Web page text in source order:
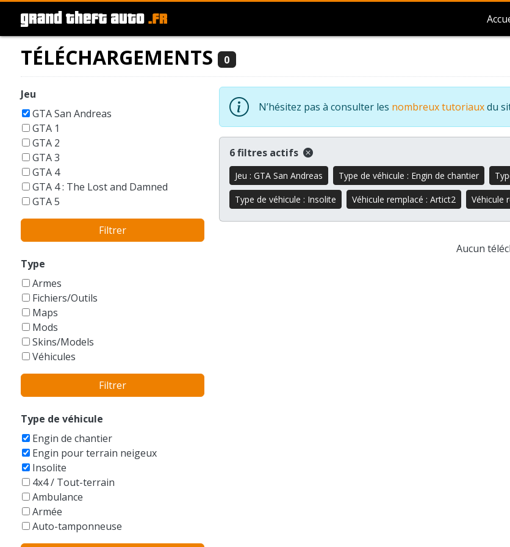
TÉLÉCHARGEMENTS 0
Jeu
GTA San Andreas
GTA 1
GTA 2
GTA 3
GTA 4
GTA 4 : The Lost and Damned
GTA 5
GTA 6
GTA Liberty City Stories
GTA London 1969
GTA Vice City
Filtrer
Type
Armes
Fichiers/Outils
Maps
Mods
Skins/Models
Véhicules
Filtrer
Type de véhicule
Engin de chantier
Engin pour terrain neigeux
Insolite
4x4 / Tout-terrain
Ambulance
Armée
Auto-tamponneuse
Autres
N’hésitez pas à consulter les nombreux tutoriauxdu
6 filtres actifs
Jeu : GTA San Andreas Type de véhicule : Engin de chantier
Type de véhicule : Insolite Véhicule remplacé : Artict2 Véhicule
Aucun